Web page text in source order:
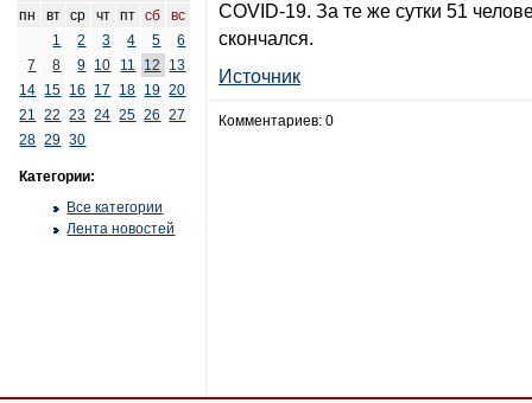
пн вт ср чт пт сб
вс
1
2 3 4 5
6
7
8 9 10 11 12
13
14 15 16 17 18 19 20
21
22 23 24 25 26
27
28 29 30
Категории:
Все категории
Лента новостей
COVID-19. За те же сутки 51
скончался.
Источник
Комментариев: 0